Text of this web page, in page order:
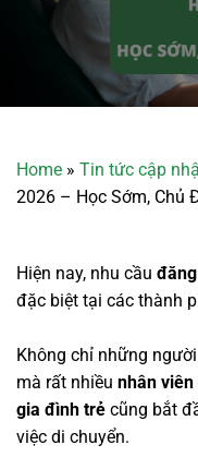
Home » Tin tức cập
2026 – Học Sớm, Chủ
Hiện nay, nhu cầu
đặc biệt tại các thành
Không chỉ những
mà rất nhiều nhân
gia đình trẻ cũng bắt
việc di chuyển.